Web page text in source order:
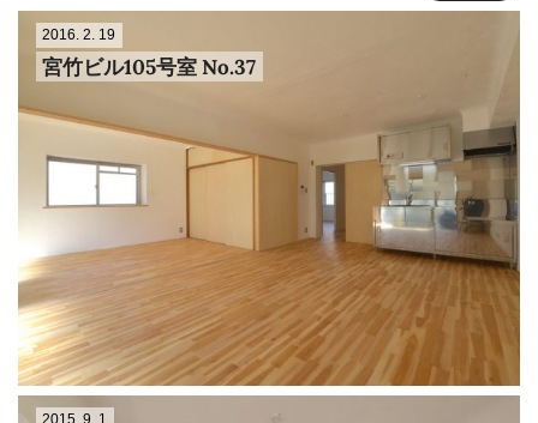
2016. 2. 19
宮竹ビル105号室 No.37
2015. 9. 1